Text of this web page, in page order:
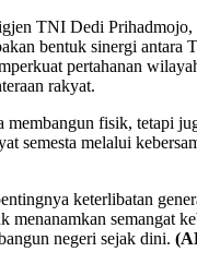
TNI Dedi Prihadmojo,
bentuk sinergi antara
pertahanan
rakyat.
fisik, tetapi
semesta melalui
keterlibatan
semangat
negeri sejak dini.